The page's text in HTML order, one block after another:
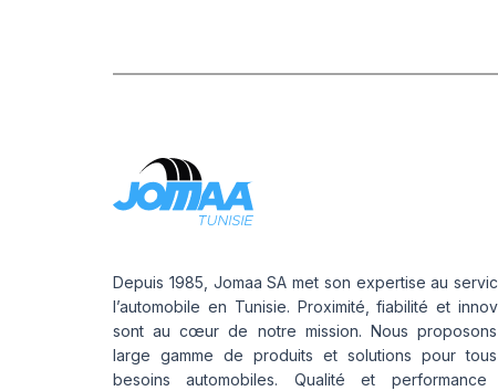
Depuis 1985, Jomaa SA met son expertise au
l’automobile en Tunisie. Proximité, fiabilité et
sont au cœur de notre mission. Nous
large gamme de produits et solutions pour
besoins automobiles. Qualité et performance